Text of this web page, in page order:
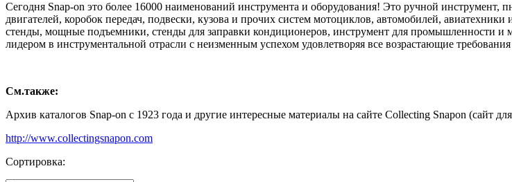
Сегодня Snap-on это более 16000 наименований инструмента и оборудования! Это ручной инструмент,
двигателей, коробок передач, подвески, кузова и прочих систем мотоциклов, автомобилей,
стенды, мощные подъемники, стенды для заправки кондиционеров, инструмент для промышленности и
лидером в инструментальной отрасли с неизменным успехом удовлетворяя все возрастающие
См.также:
Архив каталогов Snap-on с 1923 года и другие интересные материалы на сайте Collecting Snapon (сайт
http://www.collectingsnapon.com
Сортировка: